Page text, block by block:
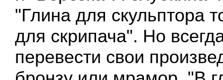
"Глина для скульптора
для скрипача". Но
перевести свои